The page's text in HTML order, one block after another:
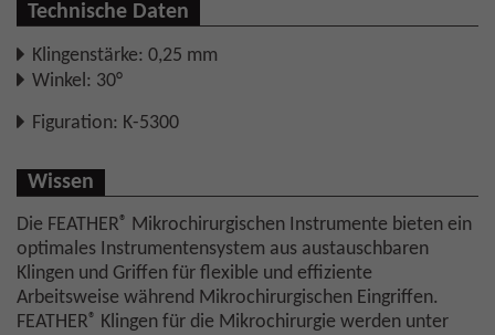
Technische Daten
Klingenstärke: 0,25 mm
Winkel: 30°
Figuration: K-5300
Wissen
Die FEATHER® Mikrochirurgischen Instrumente bieten ein
optimales Instrumentensystem aus austauschbaren
Klingen und Griffen für flexible und effiziente
Arbeitsweise während Mikrochirurgischen Eingriffen.
FEATHER® Klingen für die Mikrochirurgie werden unter